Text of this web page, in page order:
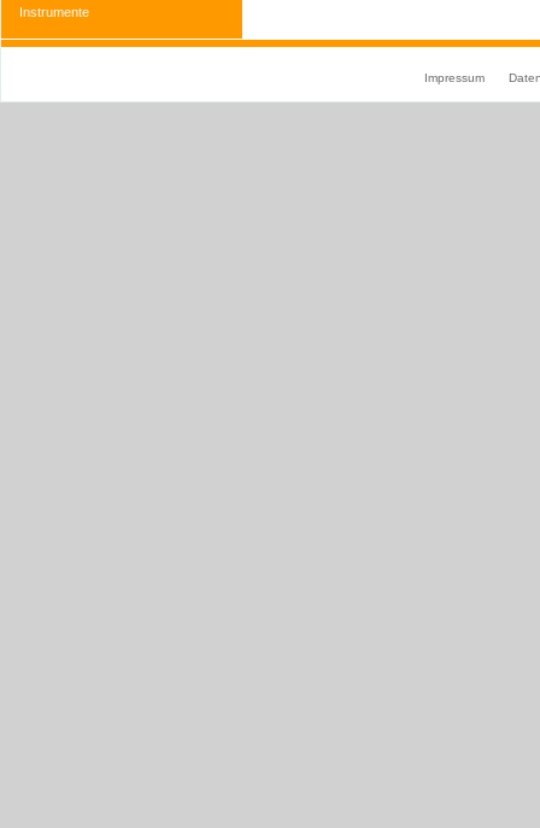
Instrumente
Impressum